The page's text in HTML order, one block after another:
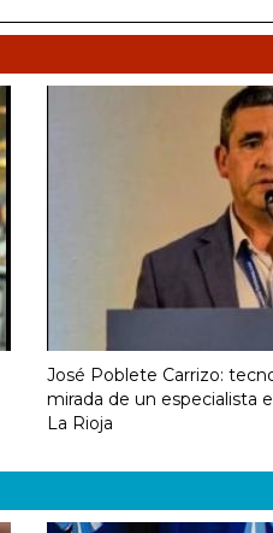
José Poblete Carrizo:
mirada de un especialista
La Rioja